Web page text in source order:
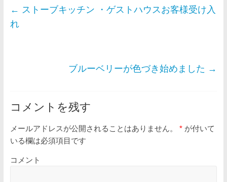
← ストーブキッチン ・ゲストハウスお客様受け入
れ
ブルーベリーが色づき始めました →
コメントを残す
メールアドレスが公開されることはありません。 *が付いて
いる欄は必須項目です
コメント